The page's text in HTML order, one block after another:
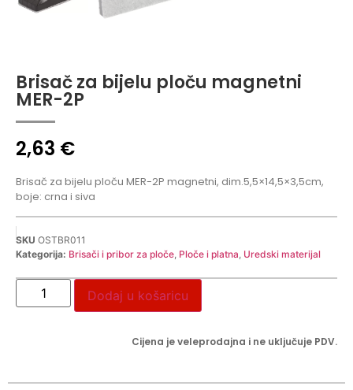
Brisač za bijelu ploču magnetni
MER-2P
2,63 €
Brisač za bijelu ploču MER-2P magnetni, dim.5,5×14,5×3,5cm,
boje: crna i siva
SKU OSTBR011
Kategorija: Brisači i pribor za ploče Ploče i platna Uredski materijal
Dodaj u košaricu
Cijena je veleprodajna i ne uključuje PDV.